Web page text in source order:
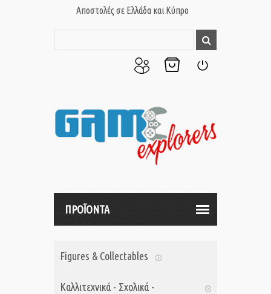
Αποστολές σε Ελλάδα και Κύπρο
μου
ΠΡΟΪΟΝΤΑ
Figures & Collectables
Καλλιτεχνικά - Σχολικά -